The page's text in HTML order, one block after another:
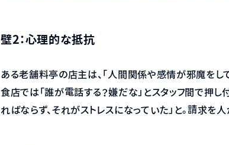
壁2：心理的な抵抗
ある老舗料亭の店主は、「人間関係や感情が邪魔をし
食店では「誰が電話する？嫌だな」とスタッフ間で押
ればならず、それがストレスになっていた」と。請求を